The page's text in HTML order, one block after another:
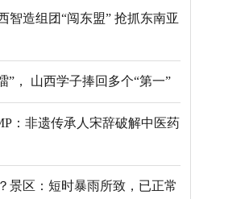
智造组团“闯东盟” 抢抓东南亚
”， 山西学子捧回多个“第一”
：非遗传承人宋辞破解中医药
景区：短时暴雨所致，已正常